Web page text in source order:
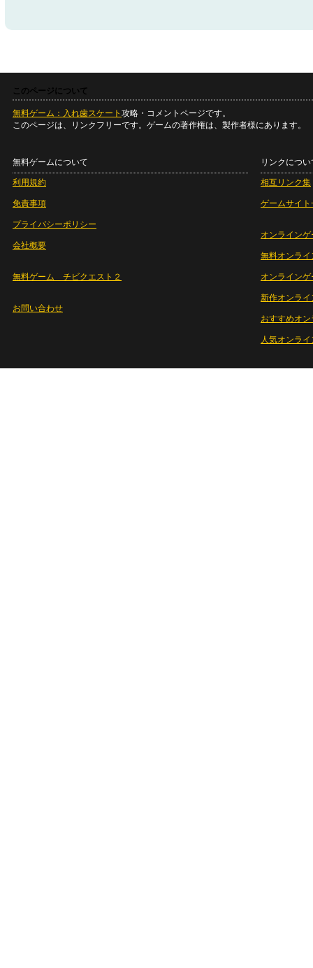
このページについて
無料ゲーム：入れ歯スケート 攻略・コメントページです。
このページは、リンクフリーです。ゲームの著作権は、製作者様にあります。
無料ゲームについて
利用規約
免責事項
プライバシーポリシー
会社概要
無料ゲーム チビクエスト２
お問い合わせ
リンクについ
相互リンク集
ゲームサイト
オンラインゲ
無料オンライ
オンライン
新作オンライ
おすすめオ
人気オンラ